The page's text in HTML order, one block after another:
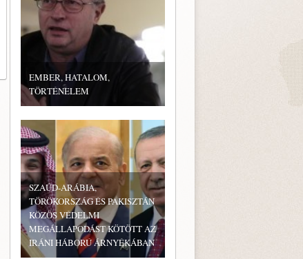
EMBER, HATALOM,
TÖRTÉNELEM
SZAÚD-ARÁBIA,
TÖRÖKORSZÁG ÉS PAKISZTÁN
KÖZÖS VÉDELMI
MEGÁLLAPODÁST KÖTÖTT AZ
IRÁNI HÁBORÚ ÁRNYÉKÁBAN